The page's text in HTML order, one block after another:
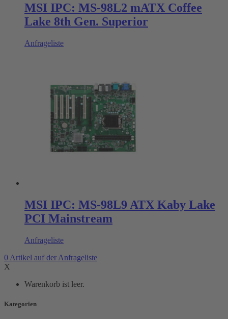
MSI IPC: MS-98L2 mATX Coffee
Lake 8th Gen. Superior
Anfrageliste
MSI IPC: MS-98L9 ATX Kaby Lake
PCI Mainstream
Anfrageliste
0 Artikel auf der Anfrageliste
X
Warenkorb ist leer.
Kategorien